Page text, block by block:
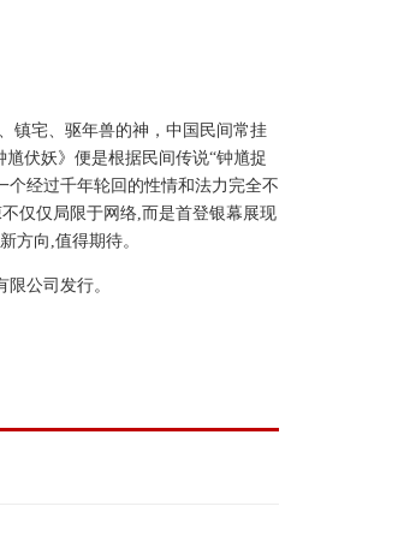
镇宅、驱年兽的神，中国民间常挂
伏妖》便是根据民间传说“钟馗捉
个经过千年轮回的性情和法力完全不
仅仅局限于网络,而是首登银幕展现
方向,值得期待。
公司发行。